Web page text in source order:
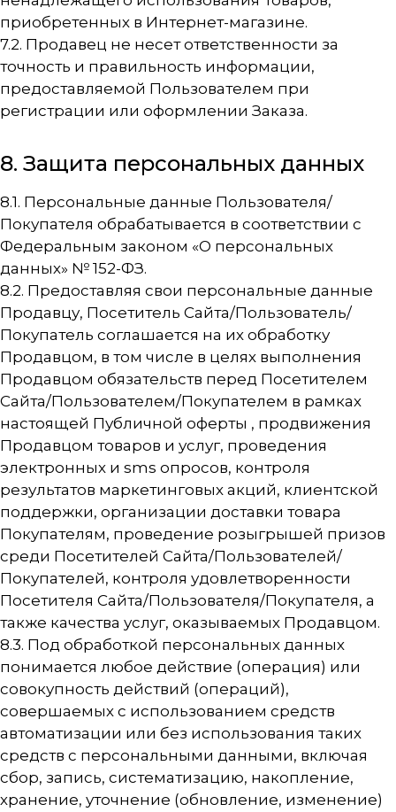
приобретенных в Интернет-магазине.
7.2. Продавец не несет ответственности за
точность и правильность информации,
предоставляемой Пользователем при
регистрации или оформлении Заказа.
8. Защита персональных данных
8.1. Персональные данные Пользователя/
Покупателя обрабатывается в соответствии с
Федеральным законом «О персональных
данных» № 152-ФЗ.
8.2. Предоставляя свои персональные данные
Продавцу, Посетитель Сайта/Пользователь/
Покупатель соглашается на их обработку
Продавцом, в том числе в целях выполнения
Продавцом обязательств перед Посетителем
Сайта/Пользователем/Покупателем в рамках
настоящей Публичной оферты , продвижения
Продавцом товаров и услуг, проведения
электронных и sms опросов, контроля
результатов маркетинговых акций, клиентской
поддержки, организации доставки товара
Покупателям, проведение розыгрышей призов
среди Посетителей Сайта/Пользователей/
Покупателей, контроля удовлетворенности
Посетителя Сайта/Пользователя/Покупателя, а
также качества услуг, оказываемых Продавцом.
8.3. Под обработкой персональных данных
понимается любое действие (операция) или
совокупность действий (операций),
совершаемых с использованием средств
автоматизации или без использования таких
средств с персональными данными, включая
сбор, запись, систематизацию, накопление,
хранение, уточнение (обновление, изменение)